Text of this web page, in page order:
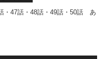
・47話・48話・49話・50話 あ